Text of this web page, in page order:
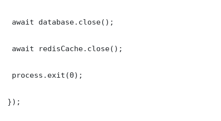
await database.close();
await redisCache.close();
process.exit(0);
});